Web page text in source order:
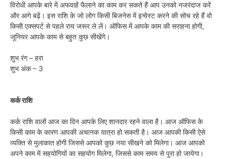
विरोधी आपके बारे में अफवाहें फैलाने का काम कर सकते हैं आप उनको नजरंदाज करें
और आगे बढ़ें। इस राशि के जो लोग किसी बिजनेस में इन्वेस्ट करने की सोच रहे हैं वो
किसी एक्सपर्ट से पहले राय जरूर ले लें। ऑफिस में आपके काम की सराहना होगी,
जूनियर आपके काम से बहुत कुछ सीखेंगे।
शुभ रंग – हरा
शुभ अंक – 3
कर्क राशि
कर्क राशि वालों आज का दिन आपके लिए शानदार रहने वाला है। आज ऑफिस के
किसी काम के कारण आपकी अचानक यात्रा हो सकती है। आज आपकी किसी ऐसे
व्यक्ति से मुलाकात होगी जिससे आपको कुछ नया सीखने को मिलेगा। आज आपको
अपने काम में सहयोगियों का सहयोग मिलेगा, जिससे काम समय से पूरा हो जायेगा।